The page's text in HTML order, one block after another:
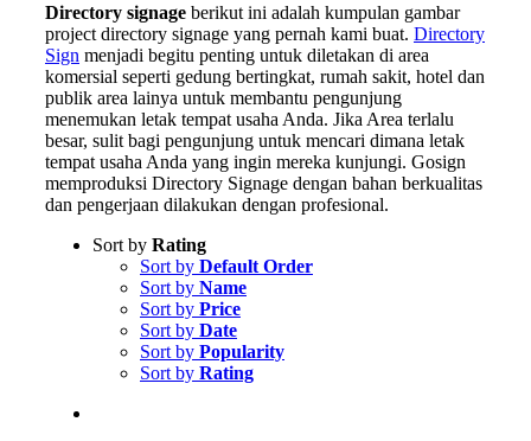
Directory signage berikut ini adalah kumpulan gambar
project directory signage yang pernah kami buat. Directory
Sign menjadi begitu penting untuk diletakan di area
komersial seperti gedung bertingkat, rumah sakit, hotel dan
publik area lainya untuk membantu pengunjung
menemukan letak tempat usaha Anda. Jika Area terlalu
besar, sulit bagi pengunjung untuk mencari dimana letak
tempat usaha Anda yang ingin mereka kunjungi. Gosign
memproduksi Directory Signage dengan bahan berkualitas
dan pengerjaan dilakukan dengan profesional.
Sort by Rating
Sort by Default Order
Sort by Name
Sort by Price
Sort by Date
Sort by Popularity
Sort by Rating